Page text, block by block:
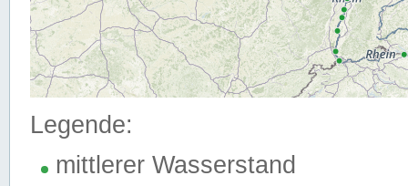
Legende:
mittlerer Wasserstand